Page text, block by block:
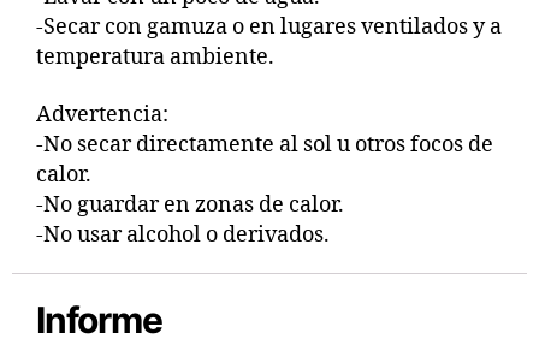
-Secar con gamuza o en lugares ventilados y a
temperatura ambiente.
Advertencia:
-No secar directamente al sol u otros focos de
calor.
-No guardar en zonas de calor.
-No usar alcohol o derivados.
Informe